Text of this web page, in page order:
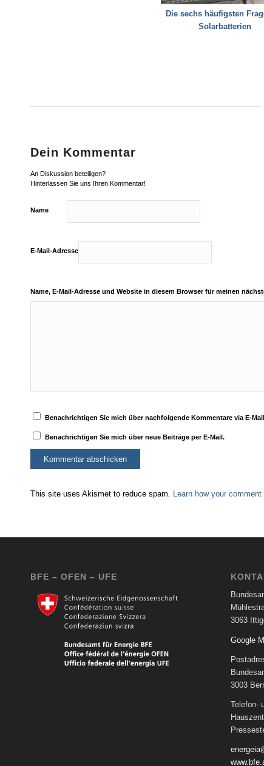
Die sechs häufigsten
Solarbatterien
Dein Kommentar
An Diskussion beteiligen?
Hinterlassen Sie uns Ihren Kommentar!
Name
E-Mail-Adresse
Name, E-Mail-Adresse und Website in diesem Browser für meinen
Benachrichtigen Sie mich über nachfolgende Kommentare via E-
Benachrichtigen Sie mich über neue Beiträge per E-Mail.
This site uses Akismet to reduce spam. Learn how your
BFE – OFEN – UFE
3063
Google
3003
Telefon-